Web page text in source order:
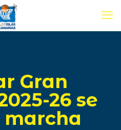
Gran
26 se
marcha